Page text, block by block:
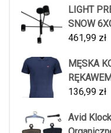
LIGHT
SNOW
461,99 zł
MĘSKA
136,99 zł
Avid